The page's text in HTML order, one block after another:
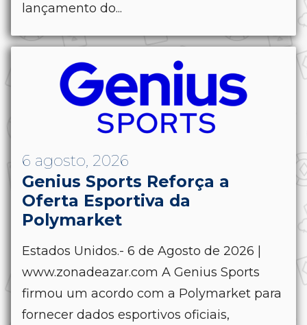
lançamento do...
6 agosto, 2026
Genius Sports Reforça a
Oferta Esportiva da
Polymarket
Estados Unidos.- 6 de Agosto de 2026 |
www.zonadeazar.com A Genius Sports
firmou um acordo com a Polymarket para
fornecer dados esportivos oficiais,